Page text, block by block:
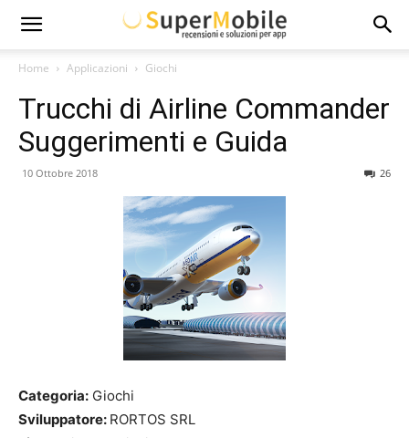
Super
Mobile
Home Applicazioni Giochi
Trucchi di Airline Commander
Suggerimenti e Guida
10 Ottobre 2018 26
Categoria: Giochi
Sviluppatore: RORTOS SRL